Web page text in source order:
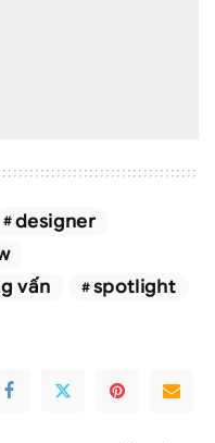
designer
vấn
spotlight